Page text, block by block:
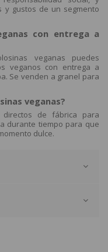
y gustos de un segmento
con entrega a
veganas puedes
veganos con entrega a
Se venden a granel para
veganas?
de fábrica para
durante tiempo para que
dulce.